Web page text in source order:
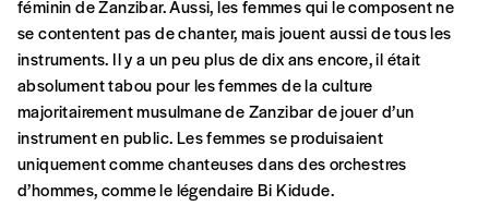
commande
A partir de 2021,
Imag, le magazine de
l’interculturel,
vous est proposé à PRIX LIBRE
Le prix libre est un mode de fixation du prix
par l’acheteur d’un bien ou d’un service, qui
peut être une manière pour lui de payer le prix
féminin de Zanzibar. Aussi, les femmes qui le composent ne
se contentent pas de chanter, mais jouent aussi de tous les
instruments. Il y a un peu plus de dix ans encore, il était
absolument tabou pour les femmes de la culture
majoritairement musulmane de Zanzibar de jouer d’un
instrument en public. Les femmes se produisaient
uniquement comme chanteuses dans des orchestres
d’hommes, comme le légendaire Bi Kidude.